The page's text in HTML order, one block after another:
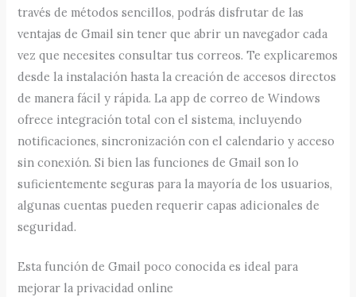
través de métodos sencillos, podrás disfrutar de las
ventajas de Gmail sin tener que abrir un navegador cada
vez que necesites consultar tus correos. Te explicaremos
desde la instalación hasta la creación de accesos directos
de manera fácil y rápida. La app de correo de Windows
ofrece integración total con el sistema, incluyendo
notificaciones, sincronización con el calendario y acceso
sin conexión. Si bien las funciones de Gmail son lo
suficientemente seguras para la mayoría de los usuarios,
algunas cuentas pueden requerir capas adicionales de
seguridad.
Esta función de Gmail poco conocida es ideal para
mejorar la privacidad online